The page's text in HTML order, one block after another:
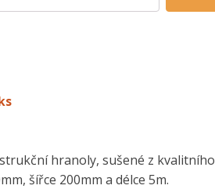
hranoly, sušené z kvalitního
šířce 200mm a délce 5m.